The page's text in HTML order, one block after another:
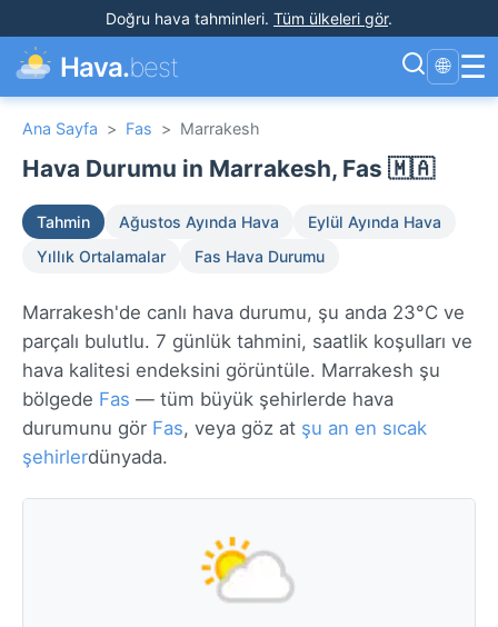
Doğru hava tahminleri. Tüm ülkeleri gör.
Hava.best 🌐 ☰
Ana Sayfa > Fas > Marrakesh
Hava Durumu in Marrakesh, Fas 🇲🇦
Tahmin Ağustos Ayında Hava
Eylül Ayında Hava
Yıllık Ortalamalar
Fas Hava Durumu
Marrakesh'de canlı hava durumu, şu anda 23°C ve
parçalı bulutlu. 7 günlük tahmini, saatlik koşulları ve
hava kalitesi endeksini görüntüle. Marrakesh şu
bölgede Fas — tüm büyük şehirlerde hava
durumunu gör Fas, veya göz at şu an en sıcak
şehirlerdünyada.